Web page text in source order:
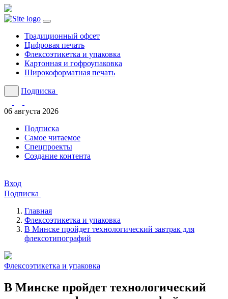
Традиционный офсет
Цифровая печать
Флексоэтикетка и упаковка
Картонная и гофроупаковка
Широкоформатная печать
Подписка
06 августа 2026
Подписка
Cамое читаемое
Спецпроекты
Создание контента
Вход
Подписка
Главная
Флексоэтикетка и упаковка
В Минске пройдет технологический завтрак для
флексотипографий
Флексоэтикетка и упаковка
В Минске пройдет технологический